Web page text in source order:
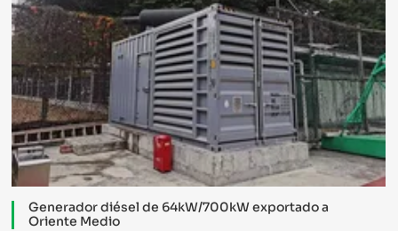
Generador diésel de 64kW/700kW exportado a
Oriente Medio